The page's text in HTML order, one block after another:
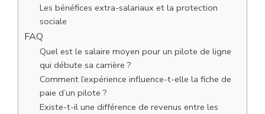
Les bénéfices extra-salariaux et la protection
sociale
FAQ
Quel est le salaire moyen pour un pilote de ligne
qui débute sa carrière ?
Comment l’expérience influence-t-elle la fiche de
paie d’un pilote ?
Existe-t-il une différence de revenus entre les